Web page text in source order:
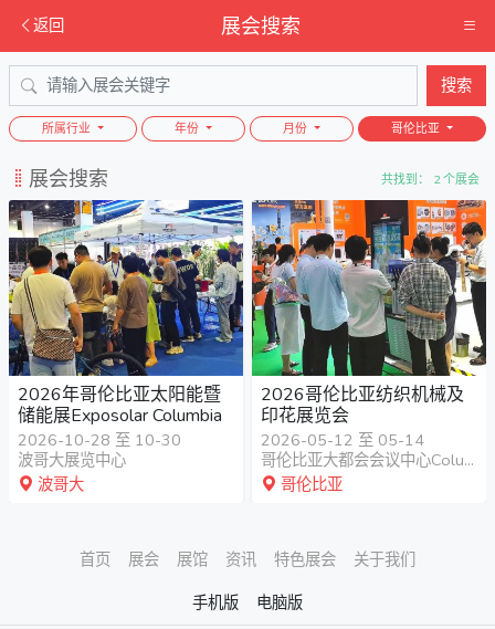
返回 展会搜索
搜索
所属行业 年份 月份 哥伦比亚
展会搜索 共找到： 2 个展会
2026年哥伦比亚太阳能暨
储能展Exposolar Columbia
2026-10-28 至 10-30
波哥大展览中心
波哥大
2026哥伦比亚纺织机械及
印花展览会
2026-05-12 至 05-14
哥伦比亚大都会会议中心Columbia Metropolitan Convention Center
哥伦比亚
首页 展会 展馆 资讯 特色展会
关于我们
手机版
电脑版